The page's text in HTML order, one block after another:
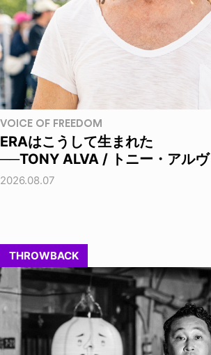
VOICE OF FREEDOM
ERAはこうして生まれた
──TONY ALVA / トニー・アルヴ
2026.08.07
THROWBACK